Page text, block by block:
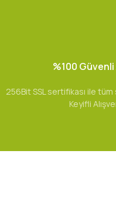
%100 Güvenli
256Bit SSL sertifikası ile
Keyifli